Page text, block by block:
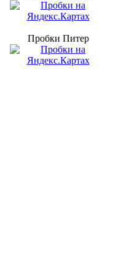
Пробки Питер